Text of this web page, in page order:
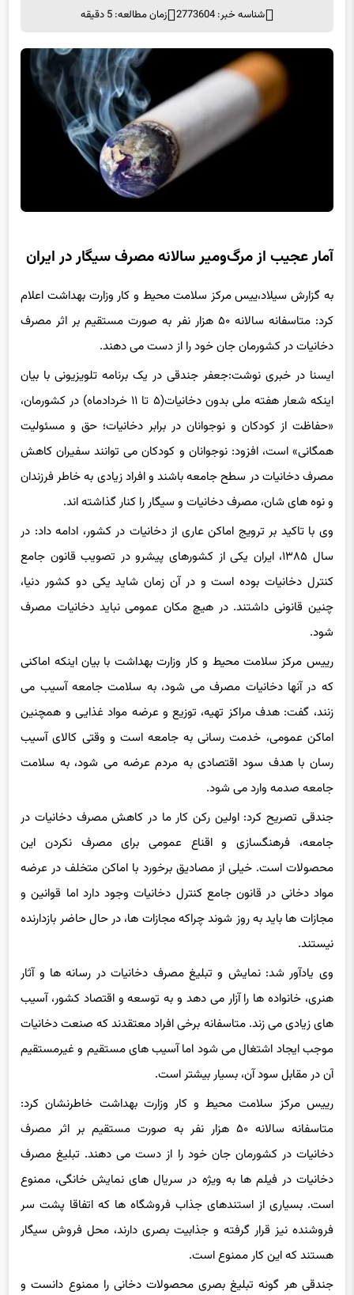
کرد: متاسفانه سالانه ۵۰ هزار نفر به صورت مستقیم بر اثر مصرف
دخانیات در کشورمان جان خود را از دست می دهند.
ایسنا در خبری نوشت:جعفر جندقی در یک برنامه تلویزیونی با بیان
اینکه شعار هفته ملی بدون دخانیات(۵ تا ۱۱ خردادماه) در کشورمان،
«حفاظت از کودکان و نوجوانان در برابر دخانیات؛ حق و مسئولیت
همگانی» است، افزود: نوجوانان و کودکان می توانند سفیران کاهش
مصرف دخانیات در سطح جامعه باشند و افراد زیادی به خاطر فرزندان
و نوه های شان، مصرف دخانیات و سیگار را کنار گذاشته اند.
وی با تاکید بر ترویج اماکن عاری از دخانیات در کشور، ادامه داد: در
سال ۱۳۸۵، ایران یکی از کشورهای پیشرو در تصویب قانون جامع
کنترل دخانیات بوده است و در آن زمان شاید یکی دو کشور دنیا،
چنین قانونی داشتند. در هیچ مکان عمومی نباید دخانیات مصرف
شود.
رییس مرکز سلامت محیط و کار وزارت بهداشت با بیان اینکه اماکنی
که در آنها دخانیات مصرف می شود، به سلامت جامعه آسیب می
زنند، گفت: هدف مراکز تهیه، توزیع و عرضه مواد غذایی و همچنین
اماکن عمومی، خدمت رسانی به جامعه است و وقتی کالای آسیب
رسان با هدف سود اقتصادی به مردم عرضه می شود، به سلامت
جامعه صدمه وارد می شود.
جندقی تصریح کرد: اولین رکن کار ما در کاهش مصرف دخانیات در
جامعه، فرهنگسازی و اقناع عمومی برای مصرف نکردن این
محصولات است. خیلی از مصادیق برخورد با اماکن متخلف در عرضه
مواد دخانی در قانون جامع کنترل دخانیات وجود دارد اما قوانین و
مجازات ها باید به روز شوند چراکه مجازات ها، در حال حاضر بازدارنده
نیستند.
وی یادآور شد: نمایش و تبلیغ مصرف دخانیات در رسانه ها و آثار
هنری، خانواده ها را آزار می دهد و به توسعه و اقتصاد کشور، آسیب
های زیادی می زند. متاسفانه برخی افراد معتقدند که صنعت دخانیات
موجب ایجاد اشتغال می شود اما آسیب های مستقیم و غیرمستقیم
آن در مقابل سود آن، بسیار بیشتر است.
رییس مرکز سلامت محیط و کار وزارت بهداشت خاطرنشان کرد:
متاسفانه سالانه ۵۰ هزار نفر به صورت مستقیم بر اثر مصرف
دخانیات در کشورمان جان خود را از دست می دهند. تبلیغ مصرف
دخانیات در فیلم ها به ویژه در سریال های نمایش خانگی، ممنوع
است. بسیاری از استندهای جذاب فروشگاه ها که اتفاقا پشت سر
فروشنده نیز قرار گرفته و جذابیت بصری دارند، محل فروش سیگار
هستند که این کار ممنوع است.
جندقی هر گونه تبلیغ بصری محصولات دخانی را ممنوع دانست و
گفت: استانداردهای جهانی تاکید دارند که پاکت های سیگار همه باید